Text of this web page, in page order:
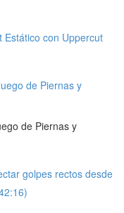
Estático con Uppercut
de Piernas y
de Piernas y
golpes rectos desde